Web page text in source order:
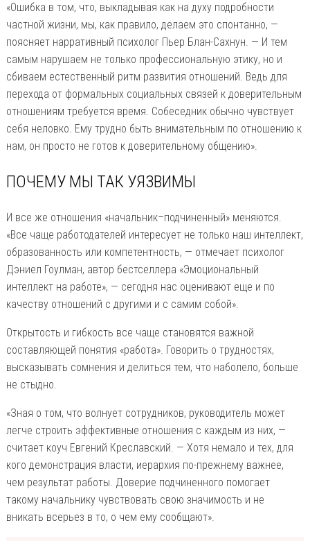
«Ошибка в том, что, выкладывая как на духу подробности
частной жизни, мы, как правило, делаем это спонтанно, —
поясняет нарративный психолог Пьер Блан-Сахнун. — И тем
самым нарушаем не только профессиональную этику, но и
сбиваем естественный ритм развития отношений. Ведь для
перехода от формальных социальных связей к доверительным
отношениям требуется время. Собеседник обычно чувствует
себя неловко. Ему трудно быть внимательным по отношению к
нам, он просто не готов к доверительному общению».
ПОЧЕМУ МЫ ТАК УЯЗВИМЫ
И все же отношения «начальник–подчиненный» меняются.
«Все чаще работодателей интересует не только наш интеллект,
образованность или компетентность, — отмечает психолог
Дэниел Гоулман, автор бестселлера «Эмоциональный
интеллект на работе», — сегодня нас оценивают еще и по
качеству отношений с другими и с самим собой».
Открытость и гибкость все чаще становятся важной
составляющей понятия «работа». Говорить о трудностях,
высказывать сомнения и делиться тем, что наболело, больше
не стыдно.
«Зная о том, что волнует сотрудников, руководитель может
легче строить эффективные отношения с каждым из них, —
считает коуч Евгений Креславский. — Хотя немало и тех, для
кого демонстрация власти, иерархия по-прежнему важнее,
чем результат работы. Доверие подчиненного помогает
такому начальнику чувствовать свою значимость и не
вникать всерьез в то, о чем ему сообщают».